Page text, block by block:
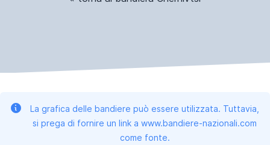
La grafica delle bandiere può essere utilizzata. Tuttavia,
si prega di fornire un link a www.bandiere-nazionali.com
come fonte.